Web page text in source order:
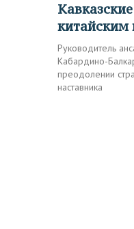
Кавказские танцы под
китайским
Руководитель
Кабардино-
преодолении
наставника